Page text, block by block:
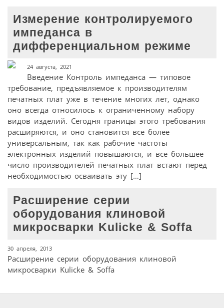
Измерение контролируемого
импеданса в
дифференциальном режиме
24 августа, 2021
Введение Контроль импеданса — типовое
требование, предъявляемое к производителям
печатных плат уже в течение многих лет, однако
оно всегда относилось к ограниченному набору
видов изделий. Сегодня границы этого требования
расширяются, и оно становится все более
универсальным, так как рабочие частоты
электронных изделий повышаются, и все большее
число производителей печатных плат встают перед
необходимостью осваивать эту […]
Расширение серии
оборудования клиновой
микросварки Kulicke & Soffa
30 апреля, 2013
Расширение серии оборудования клиновой
микросварки Kulicke & Soffa